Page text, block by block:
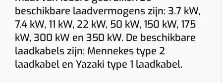
beschikbare laadvermogens zijn: 3.7 kW,
7.4 kW, 11 kW, 22 kW, 50 kW, 150 kW, 175
kW, 300 kW en 350 kW. De beschikbare
laadkabels zijn: Mennekes type 2
laadkabel en Yazaki type 1 laadkabel.
Alleen bij “Thuis”.
Gewenste functies (meerdere mogelijk)
Solar laden Dynamische tarieven laden Vaste kabel
Socket Smart charging Mobiele app
Ingebouwde MID-meter